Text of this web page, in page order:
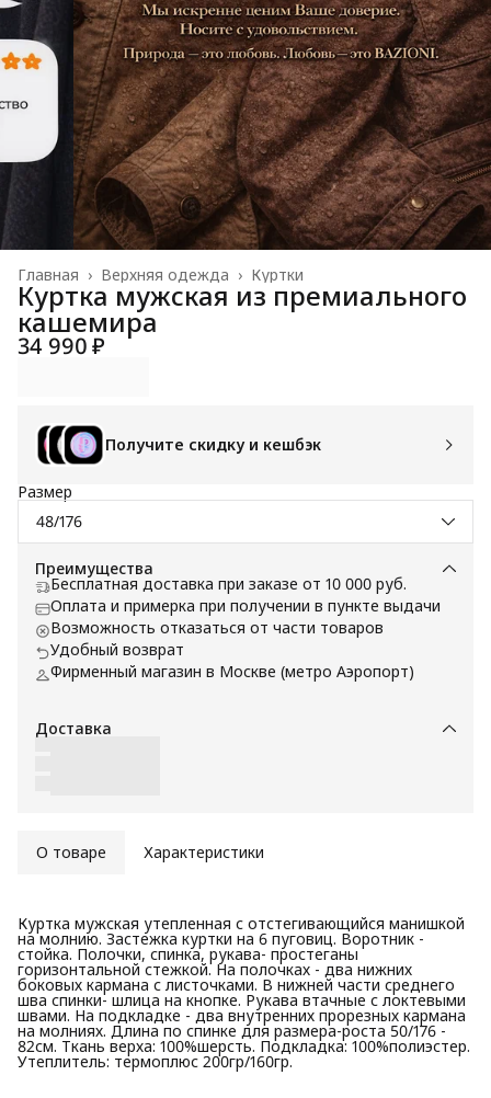
Куртки
Верхняя одежда ›
Главная ›
Куртка мужская из премиального
кашемира
34 990 ₽
Получите скидку и кешбэк
Размер
48/176
Преимущества
Бесплатная доставка при заказе от 10 000 руб.
Оплата и примерка при получении в пункте выдачи
Возможность отказаться от части товаров
Удобный возврат
Фирменный магазин в Москве (метро Аэропорт)
Доставка
О товаре Характеристики
Куртка мужская утепленная с отстегивающийся манишкой
на молнию. Застежка куртки на 6 пуговиц. Воротник -
стойка. Полочки, спинка, рукава- простеганы
горизонтальной стежкой. На полочках - два нижних
боковых кармана с листочками. В нижней части среднего
шва спинки- шлица на кнопке. Рукава втачные с локтевыми
швами. На подкладке - два внутренних прорезных кармана
на молниях. Длина по спинке для размера-роста 50/176 -
82см. Ткань верха: 100%шерсть. Подкладка: 100%полиэстер.
Утеплитель: термоплюс 200гр/160гр.